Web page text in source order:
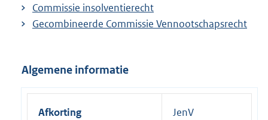
Commissie insolventierecht
Gecombineerde Commissie Vennootschapsrecht
Algemene informatie
Afkorting JenV